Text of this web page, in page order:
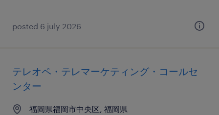
posted 6 july 2026
テレオペ・テレマーケティング・コールセ
ンター
福岡県福岡市中央区, 福岡県